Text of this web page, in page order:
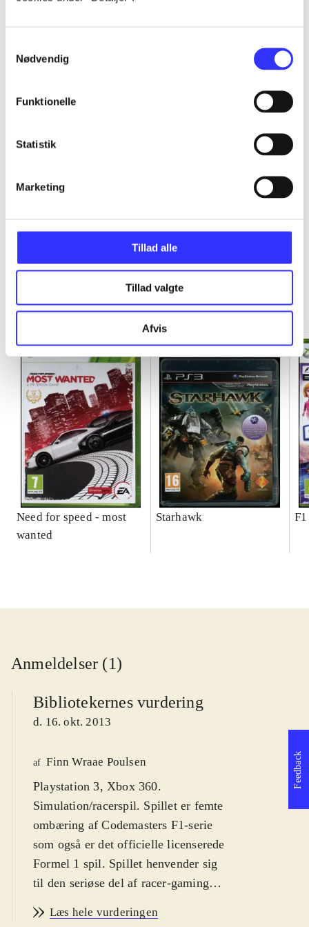
Nødvendig
Funktionelle
Statistik
Marketing
Tillad alle
Tillad valgte
Afvis
...
...
...
...
Minder om
Need for speed - most
wanted
Starhawk
Anmeldelser (1)
Bibliotekernes vurdering
d. 16. okt. 2013
af Finn Wraae Poulsen
Playstation 3, Xbox 360.
Simulation/racerspil. Spillet er femte
ombæring af Codemasters F1-serie
som også er det officielle licenserede
Formel 1 spil. Spillet henvender sig
til den seriøse del af racer-gaming
børn fra ca. 12 år, unge og voksne.
Læs hele vurderingen
Feedback